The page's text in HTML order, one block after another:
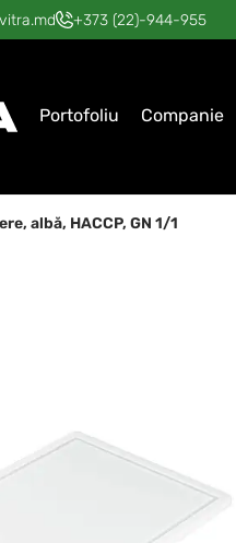
+373 (22)-944-955
Portofoliu Companie
albă, HACCP, GN 1/1